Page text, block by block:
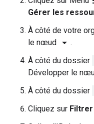
Gérer les
À côté de votre
le nœud arrow_drop_down .
À côté du dossier
Développer le
À côté du dossier
Cliquez sur Filtrer